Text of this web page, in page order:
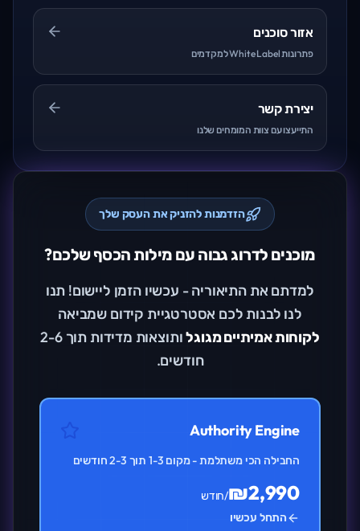
אזור סוכנים
פתרונות White Label למקדמים
יצירת קשר
התייעצו עם צוות המומחים שלנו
הזדמנות להזניק את העסק שלך
מוכנים לדרוג גבוה עם מילות הכסף שלכם?
למדתם את התיאוריה - עכשיו הזמן ליישום! תנו
לנו לבנות לכם אסטרטגיית קידום שמביאה
לקוחות אמיתיים מגוגל
ותוצאות מדידות תוך 2-6
חודשים.
Authority Engine
החבילה הכי משתלמת - מקום 1-3 תוך 2-3 חודשים
₪2,990/חודש
התחל עכשיו